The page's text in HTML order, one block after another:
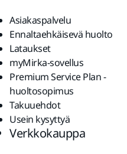
Asiakaspalvelu
Ennaltaehkäisevä huolto
Lataukset
myMirka-sovellus
Premium Service Plan -
huoltosopimus
Takuuehdot
Usein kysyttyä
Verkkokauppa